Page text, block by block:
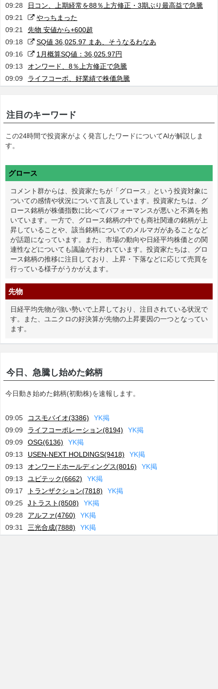
09:28
日コン、上期経常を88％上方修正・3期ぶり最高益で急騰
09:21
やっちまった
09:21
先物 安値から+600超
09:18
SQ値 36,025.97 まあ、そうなるわなあ
09:16
1月概算SQ値：36,025.97円
09:13
オンワード、8％上方修正で急騰
09:09
ライフコーポ、好業績で株価急騰
注目のキーワード
この24時間で投資家がよく発言したワードについてAIが解説しま
す。
グロース
コメント群からは、投資家たちが「グロース」という投資対象に
ついての感情や状況について言及しています。投資家たちは、グ
ロース銘柄が株価指数に比べてパフォーマンスが悪いと不満を抱
いています。一方で、グロース銘柄の中でも商社関連の銘柄が上
昇していることや、該当銘柄についてのメルマガがあることなど
が話題になっています。また、市場の動向や日経平均株価との関
連性などについても議論が行われています。投資家たちは、グロ
ース銘柄の推移に注目しており、上昇・下落などに応じて売買を
行っている様子がうかがえます。
先物
日経平均先物が強い勢いで上昇しており、注目されている状況で
す。また、ユニクロの好決算が先物の上昇要因の一つとなってい
ます。
今日、急騰し始めた銘柄
今日動き始めた銘柄(初動株)を速報します。
09:05 コスモバイオ(3386) YK掲
09:09
ライフコーポレーション(8194) YK掲
09:09
OSG(6136) YK掲
09:13
USEN-NEXT HOLDINGS(9418) YK掲
09:13
オンワードホールディングス(8016) YK掲
09:13
ユビテック(6662) YK掲
09:17
トランザクション(7818) YK掲
09:25
Jトラスト(8508) YK掲
09:28
アルファ(4760) YK掲
09:31
三光合成(7888) YK掲